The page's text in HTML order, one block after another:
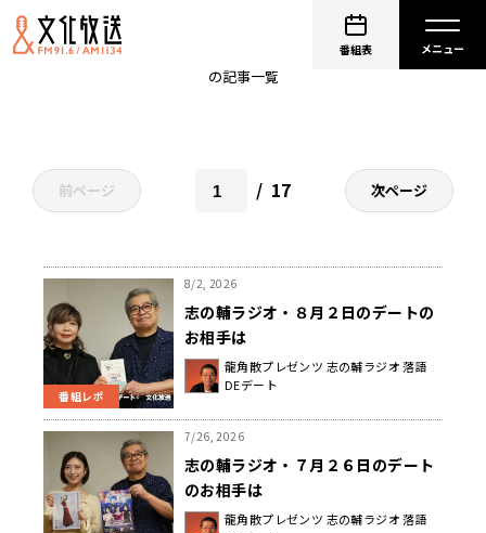
番組表
の記事一覧
前ページ 17 次ページ
番組レポ
8/2, 2026
志の輔ラジオ・８月２日のデートの
お相手は
龍角散プレゼンツ 志の輔ラジオ 落語
DEデート
7/26, 2026
志の輔ラジオ・７月２６日のデート
のお相手は
龍角散プレゼンツ 志の輔ラジオ 落語